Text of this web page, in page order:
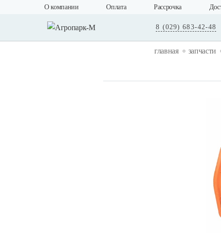
О компании Оплата Рассрочка
8 (029) 683-42-48
главная запчасти